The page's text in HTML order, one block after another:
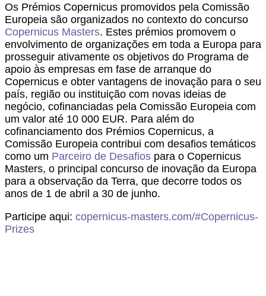
Os Prémios Copernicus promovidos pela Comissão
Europeia são organizados no contexto do concurso
Copernicus Masters. Estes prémios promovem o
envolvimento de organizações em toda a Europa para
prosseguir ativamente os objetivos do Programa de
apoio às empresas em fase de arranque do
Copernicus e obter vantagens de inovação para o seu
país, região ou instituição com novas ideias de
negócio, cofinanciadas pela Comissão Europeia com
um valor até 10 000 EUR. Para além do
cofinanciamento dos Prémios Copernicus, a
Comissão Europeia contribui com desafios temáticos
como um Parceiro de Desafios para o Copernicus
Masters, o principal concurso de inovação da Europa
para a observação da Terra, que decorre todos os
anos de 1 de abril a 30 de junho.
Participe aqui: copernicus-masters.com/#Copernicus-
Prizes